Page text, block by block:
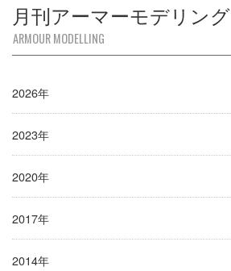
月刊アーマーモデリング
ARMOUR MODELLING
2026年
2023年
2020年
2017年
2014年